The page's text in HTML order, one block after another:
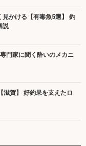
見かける【有毒魚5選】 釣
説
門家に聞く酔いのメカニ
滋賀】 好釣果を支えたロ